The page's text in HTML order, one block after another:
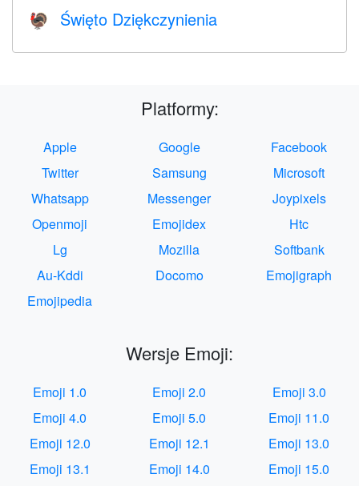
🦃 Święto Dziękczynienia
Platformy:
Apple Google
Facebook
Twitter
Samsung
Microsoft
Whatsapp
Messenger
Joypixels
Openmoji
Emojidex
Htc
Lg
Mozilla
Softbank
Au-Kddi
Docomo
Emojigraph
Emojipedia
Wersje Emoji:
Emoji 1.0 Emoji 2.0
Emoji 3.0
Emoji 4.0
Emoji 5.0
Emoji 11.0
Emoji 12.0
Emoji 12.1
Emoji 13.0
Emoji 13.1
Emoji 14.0
Emoji 15.0